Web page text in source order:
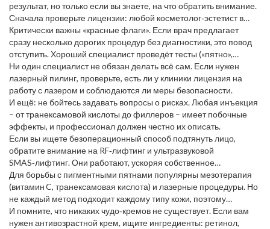
результат, но только если вы знаете, на что обратить внимание.
Сначала проверьте лицензии: любой косметолог‑эстетист в
России должен иметь сертификат Росздравнадзора. На первой
консультации спросите о образовании, опыте работы с вашей
проблемой и попросите увидеть примеры до‑и‑после.
Критически важны «красные флаги». Если врач предлагает
сразу несколько дорогих процедур без диагностики, это повод
отступить. Хороший специалист проведёт тесты («пятно»,
«пипетка», «дерматоскоп») и предложит план, который можно
постепенно корректировать.
Ни один специалист не обязан делать всё сам. Если нужен
лазерный пилинг, проверьте, есть ли у клиники лицензия на
работу с лазером и соблюдаются ли меры безопасности.
И ещё: не бойтесь задавать вопросы о рисках. Любая инъекция
– от транексамовой кислоты до филлеров – имеет побочные
эффекты, и профессионал должен честно их описать.
Если вы ищете безоперационный способ подтянуть лицо,
обратите внимание на RF‑лифтинг и ультразвуковой
SMAS‑лифтинг. Они работают, ускоряя собственное
производство коллагена, и не требуют наркоза. Главное –
выбрать клинику с проверенным оборудованием и опытным
врачом.
Для борьбы с пигментными пятнами популярны мезотерапия
(витамин C, транексамовая кислота) и лазерные процедуры. Но
не каждый метод подходит каждому типу кожи, поэтому
предварительная диагностика обязательна.
И помните, что никаких чудо‑кремов не существует. Если вам
нужен антивозрастной крем, ищите ингредиенты: ретинол,